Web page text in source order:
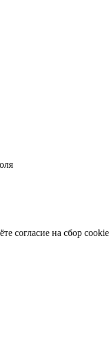
cогласие на сбор